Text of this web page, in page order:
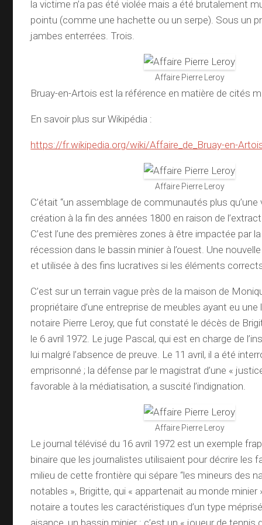
la victime n’a pas été violée mais a été brutalement
pointu (comme une hachette ou un serpe). Sous un
jambes enterrées. Trois.
Affaire Pierre Leroy
Bruay-en-Artois est la référence en matière de cités
En savoir plus sur Wikipédia :
https://fr.wikipedia.org/wiki/Affaire_de_Bruay-en-
Affaire Pierre Leroy
C’était “un assemblage de communautés plus qu’une
création à la fin des années 1800 en raison de
C’est l’une des premières zones à être impactée par
récession dans le bassin minier à l’ouest. Une
et utilisée à des fins lucratives si les éléments
C’est sur un terrain vague près de la maison de
propriétaire d’une entreprise de meubles ayant eu une
notaire Pierre Leroy, que fut constaté le décès de
le 6 avril 1972. Le juge Pascal, qui est en charge de
lui malgré l’absence de preuve. Le 11 avril, il a été
emprisonné ; la défense par le magistrat d’une «
favorable à la médiatisation, a suscité l’indignation.
Affaire Pierre Leroy
Le journal télévisé du 16 avril 1972 est un exemple
binaire que les journalistes utilisaient pour décrire les
milieu de cette frontière qui sépare “les mineurs des
notables », Brigitte, qui « appartenait au monde minier
notaire a toutes les caractéristiques d’un type
aisance, un bassin minier : c’est un « joueur de tennis